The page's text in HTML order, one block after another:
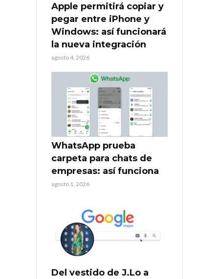
Apple permitirá copiar y
pegar entre iPhone y
Windows: así funcionará
la nueva integración
agosto 4, 2026
WhatsApp prueba
carpeta para chats de
empresas: así funciona
agosto 1, 2026
Del vestido de J.Lo a